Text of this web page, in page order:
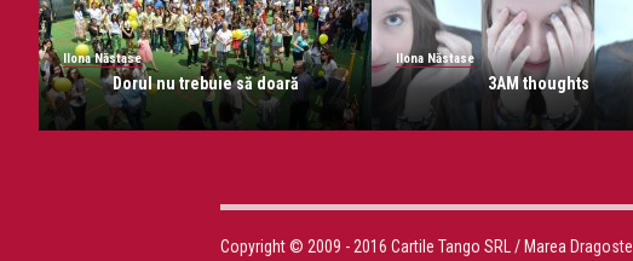
Ilona Năstase
Dorul nu trebuie să doară
Ilona Năstase
3AM thoughts
Copyright © 2009 - 2016 Cartile Tango SRL / Marea Dragoste.